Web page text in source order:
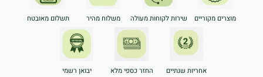
מוצרים מקוריים שירות לקוחות מעולה משלוח מהיר תשלום מאובטח
אחריות שנתיים החזר כספי מלא יבואן רשמי